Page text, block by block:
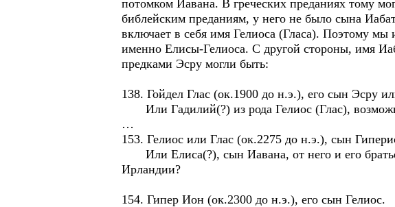
потомком Иавана. В греческих преданиях тому
библейским преданиям, у него не было сына
включает в себя имя Гелиоса (Гласа). Поэтому
именно Елисы-Гелиоса. С другой стороны, имя
предками Эсру могли быть:
138. Гойдел Глас (ок.1900 до н.э.), его сын Эсру
Или Гадилий(?) из рода Гелиос (Глас),
…
153. Гелиос или Глас (ок.2275 до н.э.), сын
Или Елиса(?), сын Иавана, от него и его
Ирландии?
154. Гипер Ион (ок.2300 до н.э.), его сын Гелиос.